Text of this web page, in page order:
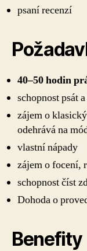
psaní recenzí
40–50 hodin
schopnost psát
zájem o
odehrává na
vlastní nápady
zájem o focení,
schopnost číst
Dohoda o
Benefity